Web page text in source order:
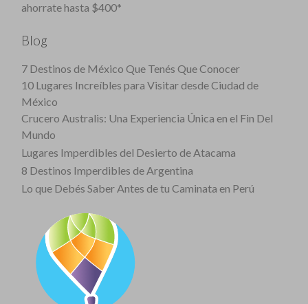
ahorrate hasta $400*
Blog
7 Destinos de México Que Tenés Que Conocer
10 Lugares Increíbles para Visitar desde Ciudad de
México
Crucero Australis: Una Experiencia Única en el Fin Del
Mundo
Lugares Imperdibles del Desierto de Atacama
8 Destinos Imperdibles de Argentina
Lo que Debés Saber Antes de tu Caminata en Perú